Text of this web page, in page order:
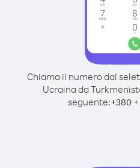
Chiama il numero dal
Ucraina da
seguente:+380 +